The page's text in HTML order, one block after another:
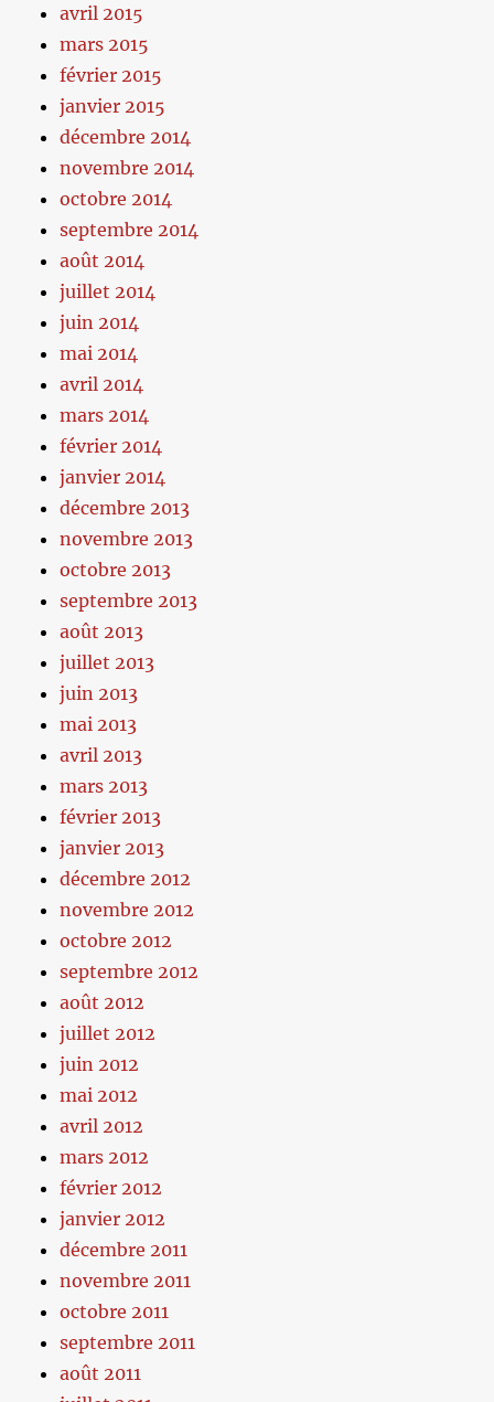
avril 2015
mars 2015
février 2015
janvier 2015
décembre 2014
novembre 2014
octobre 2014
septembre 2014
août 2014
juillet 2014
juin 2014
mai 2014
avril 2014
mars 2014
février 2014
janvier 2014
décembre 2013
novembre 2013
octobre 2013
septembre 2013
août 2013
juillet 2013
juin 2013
mai 2013
avril 2013
mars 2013
février 2013
janvier 2013
décembre 2012
novembre 2012
octobre 2012
septembre 2012
août 2012
juillet 2012
juin 2012
mai 2012
avril 2012
mars 2012
février 2012
janvier 2012
décembre 2011
novembre 2011
octobre 2011
septembre 2011
août 2011